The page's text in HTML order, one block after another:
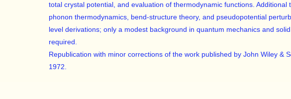
total crystal potential, and evaluation of thermodynamic functions. Additional
phonon thermodynamics, bend-structure theory, and pseudopotential
level derivations; only a modest background in quantum mechanics and
required.
Republication with minor corrections of the work published by John Wiley &
1972.